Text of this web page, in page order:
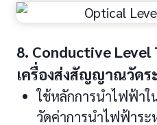
8. Conductive
เครื่องส่งสัญญาณวัด
ใช้หลักการนำไฟฟ้าใ
วัดค่าการนำไฟฟ้าระ